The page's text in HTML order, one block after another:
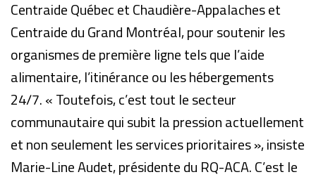
Centraide Québec et Chaudière-Appalaches et
Centraide du Grand Montréal, pour soutenir les
organismes de première ligne tels que l’aide
alimentaire, l’itinérance ou les hébergements
24/7. « Toutefois, c’est tout le secteur
communautaire qui subit la pression actuellement
et non seulement les services prioritaires », insiste
Marie-Line Audet, présidente du RQ-ACA. C’est le